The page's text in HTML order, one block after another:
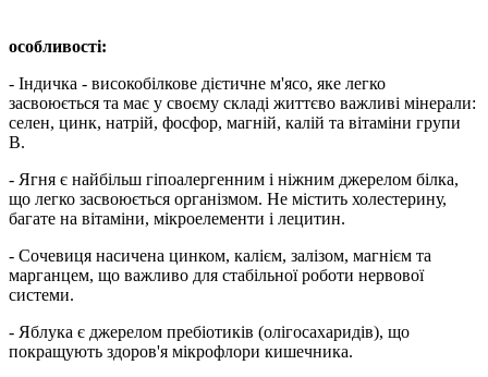
особливості:
- Індичка - високобілкове дієтичне м'ясо, яке легко
засвоюється та має у своєму складі життєво важливі мінерали:
селен, цинк, натрій, фосфор, магній, калій та вітаміни групи
B.
- Ягня є найбільш гіпоалергенним і ніжним джерелом білка,
що легко засвоюється організмом. Не містить холестерину,
багате на вітаміни, мікроелементи і лецитин.
- Сочевиця насичена цинком, калієм, залізом, магнієм та
марганцем, що важливо для стабільної роботи нервової
системи.
- Яблука є джерелом пребіотиків (олігосахаридів), що
покращують здоров'я мікрофлори кишечника.